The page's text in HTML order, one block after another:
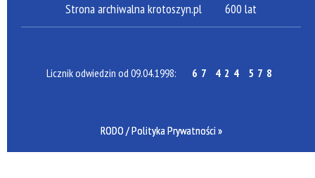
Strona archiwalna krotoszyn.pl 600 lat
Licznik odwiedzin od 09.04.1998: 67 424 578
RODO / Polityka Prywatności »